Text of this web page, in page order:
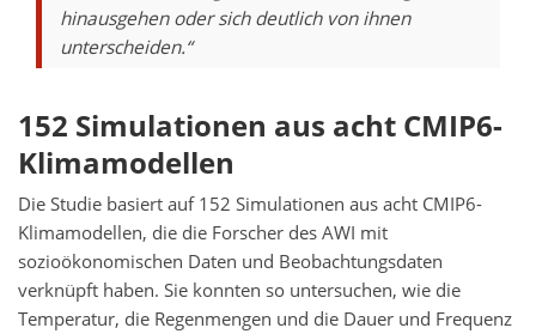
hinausgehen oder sich deutlich von ihnen
unterscheiden.“
152 Simulationen aus acht CMIP6-
Klimamodellen
Die Studie basiert auf 152 Simulationen aus acht CMIP6-
Klimamodellen, die die Forscher des AWI mit
sozioökonomischen Daten und Beobachtungsdaten
verknüpft haben. Sie konnten so untersuchen, wie die
Temperatur, die Regenmengen und die Dauer und Frequenz